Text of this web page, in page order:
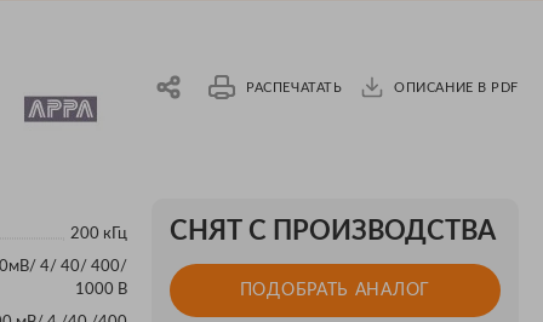
РАСПЕЧАТАТЬ ОПИСАНИЕ В PDF
200 кГц
4/ 40/ 400/
1000 В
СНЯТ С ПРОИЗВОДСТВА
ПОДОБРАТЬ АНАЛОГ